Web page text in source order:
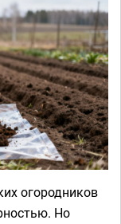
огородников
Но